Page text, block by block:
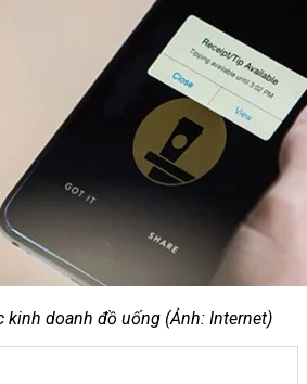
kinh doanh đồ uống (Ảnh: Internet)